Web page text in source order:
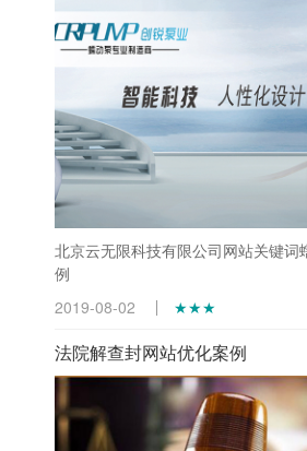
北京云无限科技有限公司网站关键词
例
2019-08-02
★★★
法院解查封网站优化案例